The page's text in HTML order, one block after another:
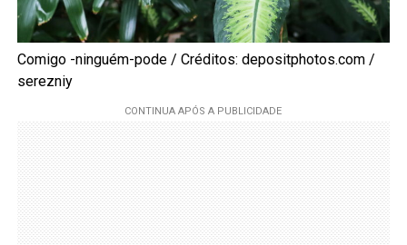
Comigo -ninguém-pode / Créditos: depositphotos.com /
serezniy